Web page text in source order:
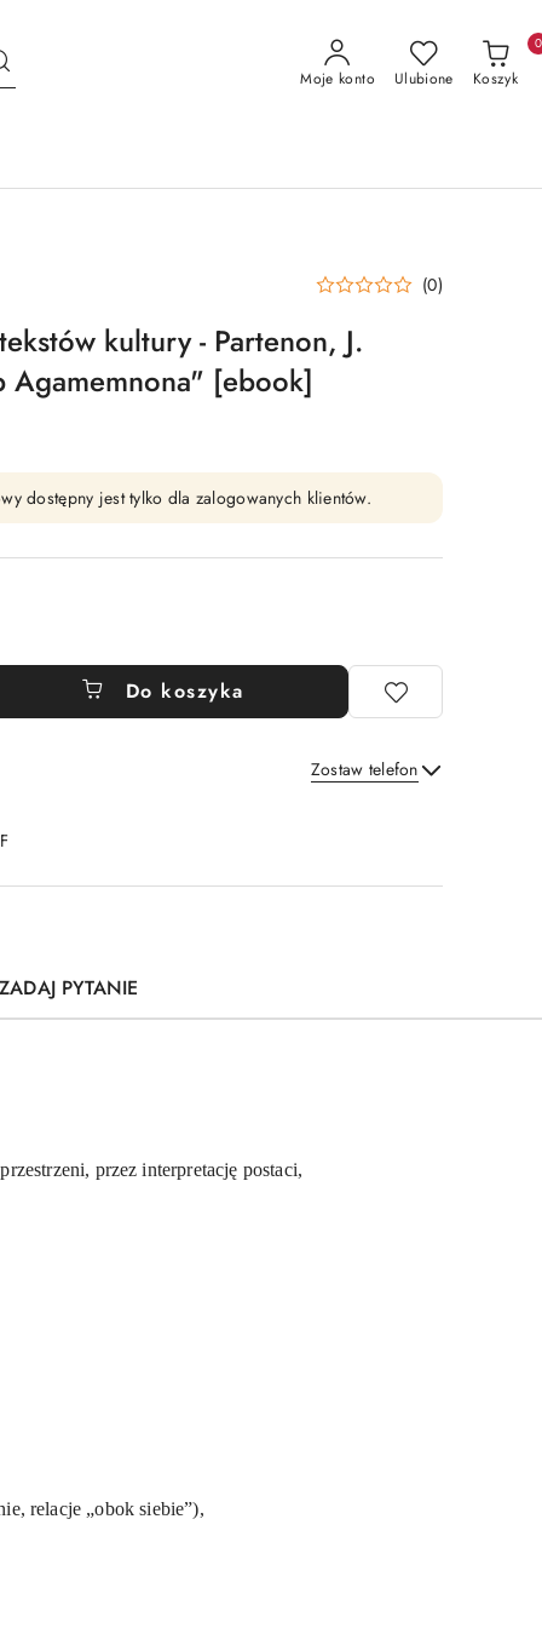
Moje konto Ulubione Koszyk
0
(0)
kultury - Partenon, J.
Agamemnona" [ebook]
dostępny jest tylko dla zalogowanych klientów.
Do koszyka
Zostaw telefon
ZADAJ PYTANIE
przez interpretację postaci,
relacje „obok siebie”),